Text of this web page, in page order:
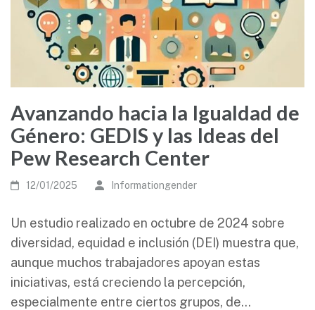
Avanzando hacia la Igualdad de
Género: GEDIS y las Ideas del
Pew Research Center
12/01/2025 Informationgender
Un estudio realizado en octubre de 2024 sobre
diversidad, equidad e inclusión (DEI) muestra que,
aunque muchos trabajadores apoyan estas
iniciativas, está creciendo la percepción,
especialmente entre ciertos grupos, de…